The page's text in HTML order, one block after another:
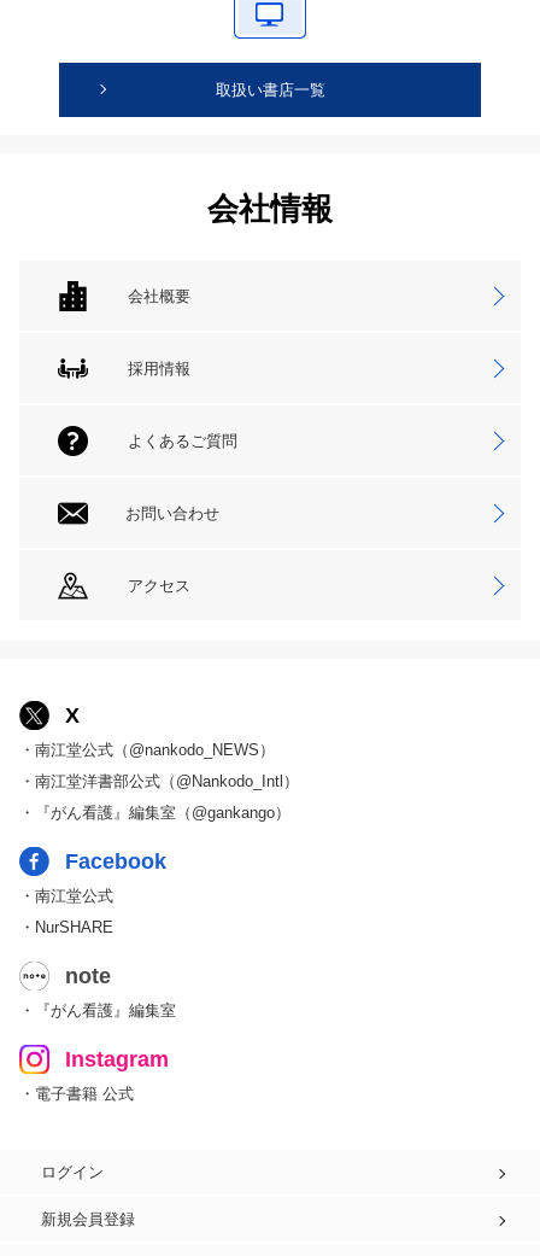
取扱い書店一覧
会社情報
会社概要
採用情報
よくあるご質問
お問い合わせ
アクセス
X
・南江堂公式（@nankodo_NEWS）
・南江堂洋書部公式（@Nankodo_Intl）
・『がん看護』編集室（@gankango）
Facebook
・南江堂公式
・NurSHARE
note
・『がん看護』編集室
Instagram
・電子書籍 公式
ログイン
新規会員登録